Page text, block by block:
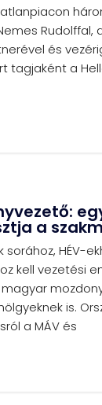
Rudolffal,
és
tagjaként a
a
HÉV-
kell vezetési
is.
a MÁV és